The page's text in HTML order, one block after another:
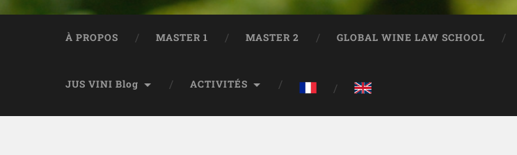
À PROPOS MASTER 1 MASTER 2 GLOBAL WINE LAW SCHOOL
JUS VINI Blog ACTIVITÉS